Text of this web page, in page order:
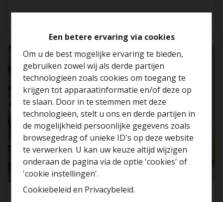
Een betere ervaring via cookies
Om u de best mogelijke ervaring te bieden,
gebruiken zowel wij als derde partijen
technologieën zoals cookies om toegang te
krijgen tot apparaatinformatie en/of deze op
te slaan. Door in te stemmen met deze
technologieën, stelt u ons en derde partijen in
de mogelijkheid persoonlijke gegevens zoals
browsegedrag of unieke ID's op deze website
te verwerken. U kan uw keuze altijd wijzigen
onderaan de pagina via de optie 'cookies' of
'cookie instellingen'.
Cookiebeleid en Privacybeleid.
VERKOCHT BINNEN 1 WEEK
Benieuwd naar de
waarde van je huis?
Gratis schatting